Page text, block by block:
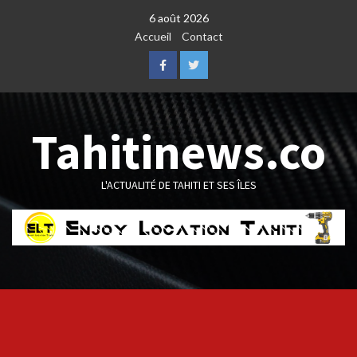
6 août 2026
Accueil
Contact
FacebookTwitter
Tahitinews.co
L'ACTUALITÉ DE TAHITI ET SES ÎLES